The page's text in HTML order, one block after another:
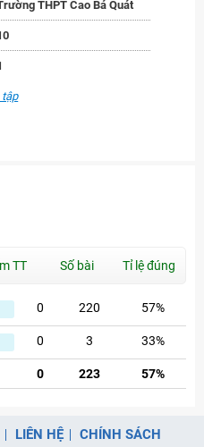
THPT Cao Bá Quát
tập
TT Số bài Tỉ lệ đúng
0 220 57%
0 3 33%
0 223 57%
LIÊN HỆ CHÍNH SÁCH